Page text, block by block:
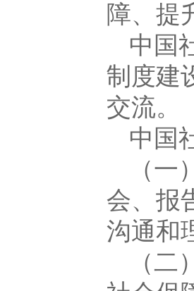
障、提
中国
制度建
交流。
中国
（
会、报
沟通和
（